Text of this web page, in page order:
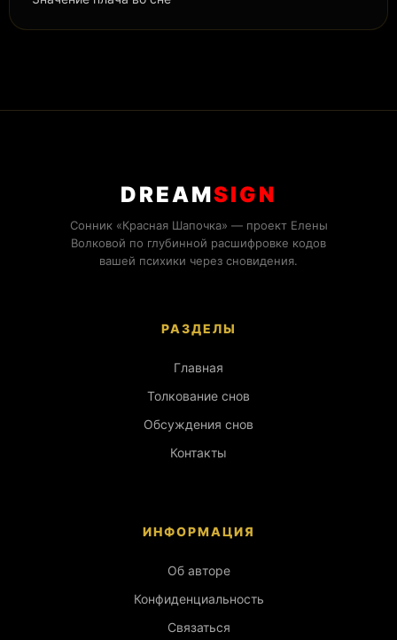
DREAMSIGN
Сонник «Красная Шапочка» — проект Елены
Волковой по глубинной расшифровке кодов
вашей психики через сновидения.
РАЗДЕЛЫ
Главная
Толкование снов
Обсуждения снов
Контакты
ИНФОРМАЦИЯ
Об авторе
Конфиденциальность
Связаться